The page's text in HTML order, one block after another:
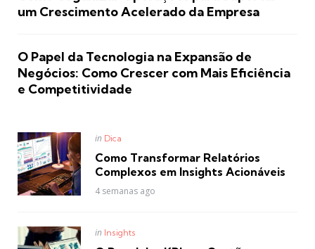
um Crescimento Acelerado da Empresa
O Papel da Tecnologia na Expansão de
Negócios: Como Crescer com Mais Eficiência
e Competitividade
Posted
in Dica
Como Transformar Relatórios
Complexos em Insights Acionáveis
4 semanas ago
Posted
in Insights